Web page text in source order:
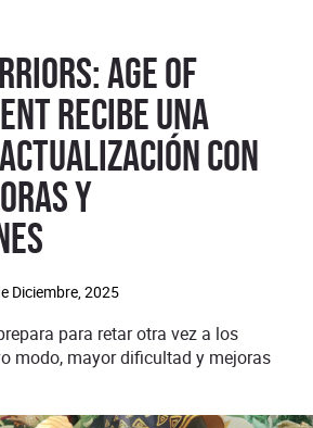
Age of
recibe una
con
y
Diciembre, 2025
para retar otra vez a los
modo, mayor dificultad y mejoras